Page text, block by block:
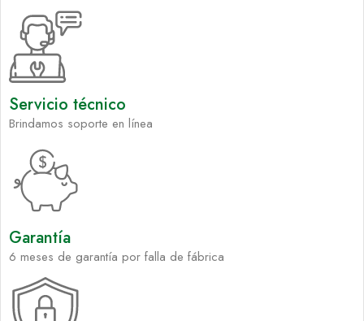
Servicio técnico
Brindamos soporte en línea
Garantía
6 meses de garantía por falla de fábrica